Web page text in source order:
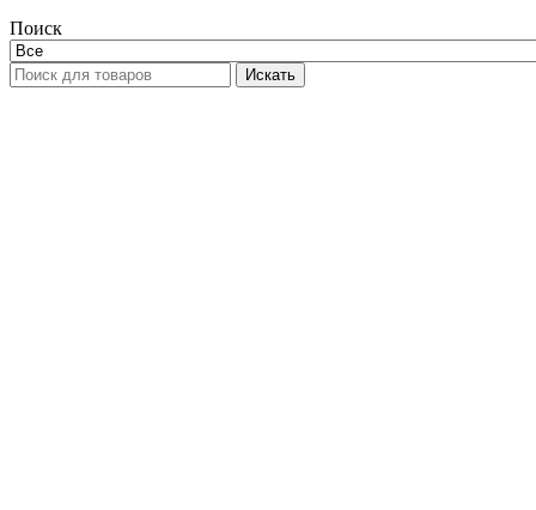
Поиск
Искать